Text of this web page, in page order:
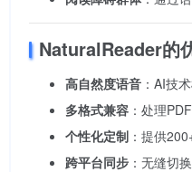
NaturalReader的
高自然度语音 ：AI技
多格式兼容 ：处理
个性化定制 ：提供
跨平台同步 ：无缝切